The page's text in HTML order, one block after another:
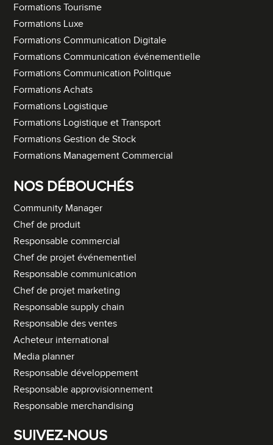
Formations Tourisme
Formations Luxe
Formations Communication Digitale
Formations Communication événementielle
Formations Communication Politique
Formations Achats
Formations Logistique
Formations Logistique et Transport
Formations Gestion de Stock
Formations Management Commercial
NOS DÉBOUCHÉS
Community Manager
Chef de produit
Responsable commercial
Chef de projet événementiel
Responsable communication
Chef de projet marketing
Responsable supply chain
Responsable des ventes
Acheteur international
Media planner
Responsable développement
Responsable approvisionnement
Responsable merchandising
SUIVEZ-NOUS